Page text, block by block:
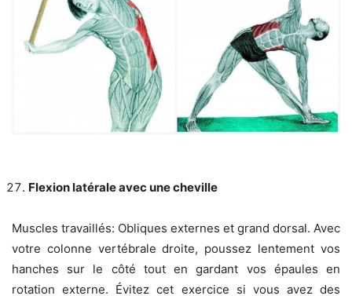
Flexion latérale avec une cheville
Muscles travaillés: Obliques externes et grand dorsal. Avec
votre colonne vertébrale droite, poussez lentement vos
hanches sur le côté tout en gardant vos épaules en
rotation externe. Évitez cet exercice si vous avez des